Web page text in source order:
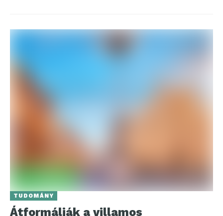
TUDOMÁNY
Átformálják a villamos